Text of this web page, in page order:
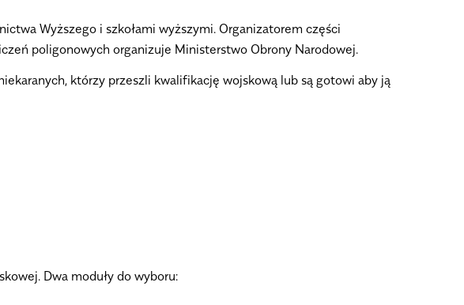
Wyższego i szkołami wyższymi. Organizatorem części
poligonowych organizuje Ministerstwo Obrony Narodowej.
którzy przeszli kwalifikację wojskową lub są gotowi aby ją
Dwa moduły do wyboru: